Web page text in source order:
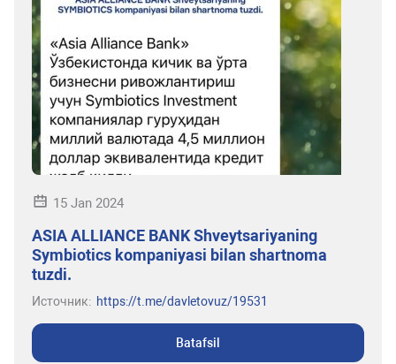
15 Jan 2024
ASIA ALLIANCE BANK Shveytsariyaning
Symbiotics kompaniyasi bilan shartnoma
tuzdi.
Источник: https://t.me/davletovuz/19531
Batafsil